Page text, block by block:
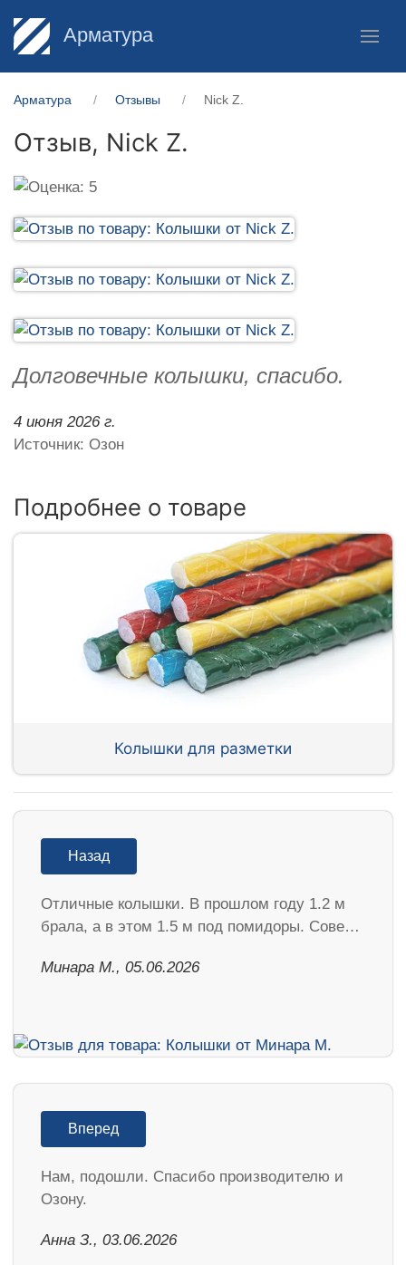
Арматура
Арматура Отзывы Nick Z.
Отзыв, Nick Z.
Долговечные колышки, спасибо.
4 июня 2026 г.
Источник: Озон
Подробнее о товаре
Колышки для разметки
Назад
Отличные колышки. В прошлом году 1.2 м
брала, а в этом 1.5 м под помидоры. Сове…
Минара М., 05.06.2026
Вперед
Нам, подошли. Спасибо производителю и
Озону.
Анна З., 03.06.2026